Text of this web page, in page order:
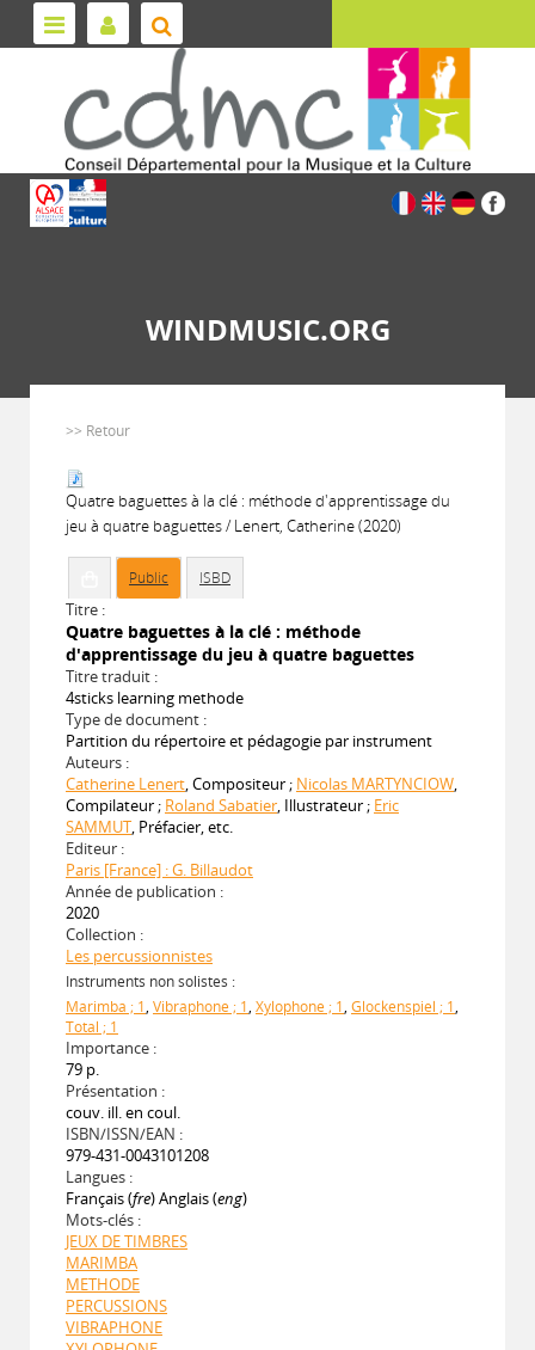
WINDMUSIC.ORG
>> Retour
Quatre baguettes à la clé : méthode d'apprentissage du
jeu à quatre baguettes / Lenert, Catherine (2020)
Public ISBD
Titre :
Quatre baguettes à la clé : méthode
d'apprentissage du jeu à quatre baguettes
Titre traduit :
4sticks learning methode
Type de document :
Partition du répertoire et pédagogie par instrument
Auteurs :
Catherine Lenert, Compositeur ; Nicolas MARTYNCIOW,
Compilateur ; Roland Sabatier, Illustrateur ; Eric
SAMMUT, Préfacier, etc.
Editeur :
Paris [France] : G. Billaudot
Année de publication :
2020
Collection :
Les percussionnistes
Instruments non solistes :
Marimba ; 1, Vibraphone ; 1, Xylophone ; 1, Glockenspiel ; 1,
Total ; 1
Importance :
79 p.
Présentation :
couv. ill. en coul.
ISBN/ISSN/EAN :
979-431-0043101208
Langues :
Français (fre) Anglais (eng)
Mots-clés :
JEUX DE TIMBRES
MARIMBA
METHODE
PERCUSSIONS
VIBRAPHONE